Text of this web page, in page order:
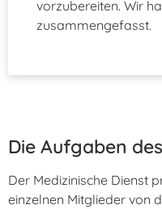
vorzubereiten. Wir
zusammengefasst.
Die Aufgaben
Der Medizinische Dienst
einzelnen Mitglieder von